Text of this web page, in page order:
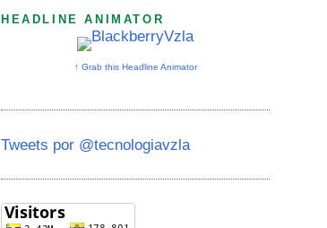
HEADLINE ANIMATOR
↑ Grab this Headline Animator
Tweets por @tecnologiavzla